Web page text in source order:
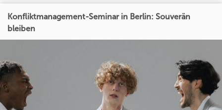
Konfliktmanagement-Seminar in Berlin: Souverän
bleiben